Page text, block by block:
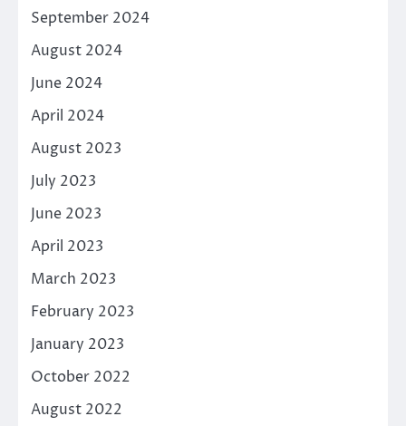
September 2024
August 2024
June 2024
April 2024
August 2023
July 2023
June 2023
April 2023
March 2023
February 2023
January 2023
October 2022
August 2022